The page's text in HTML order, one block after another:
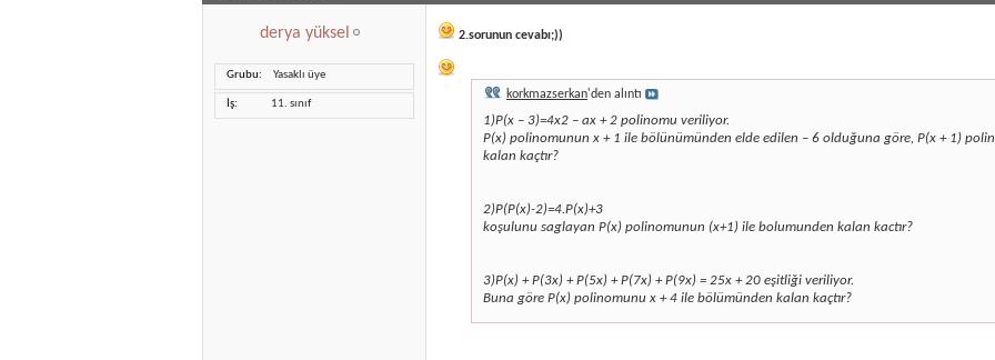
derya yüksel
Grubu Yasaklı üye
İş 11. sınıf
2.sorunun cevabı;))
korkmazserkan'den alıntı
1)P(x – 3)=4x2 – ax + 2 polinomu veriliyor.
P(x) polinomunun x + 1 ile bölünümünden elde edilen – 6 olduğuna göre, P(x + 1)
kalan kaçtır?
2)P(P(x)-2)=4.P(x)+3
koşulunu saglayan P(x) polinomunun (x+1) ile bolumunden kalan kactır?
3)P(x) + P(3x) + P(5x) + P(7x) + P(9x) = 25x + 20 eşitliği veriliyor.
Buna göre P(x) polinomunu x + 4 ile bölümünden kalan kaçtır?